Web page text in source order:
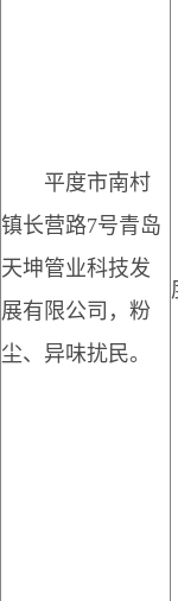
平度市南村
镇长营路7号青岛
天坤管业科技发
展有限公司，粉
尘、异味扰民。